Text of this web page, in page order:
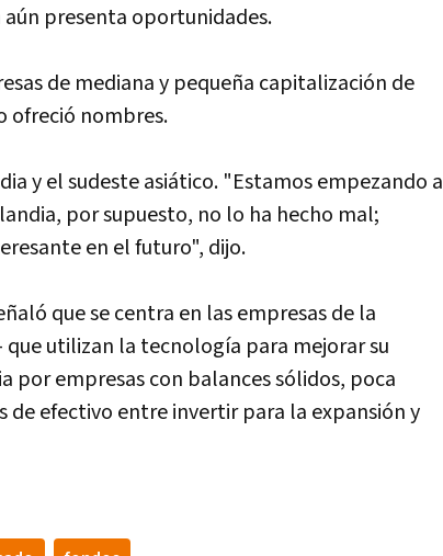
presenta oportunidades.
de mediana y pequeña capitalización de
ofreció nombres.
y el sudeste asiático. "Estamos empezando a
por supuesto, no lo ha hecho mal;
en el futuro", dijo.
que se centra en las empresas de la
utilizan la tecnología para mejorar su
por empresas con balances sólidos, poca
de efectivo entre invertir para la expansión y